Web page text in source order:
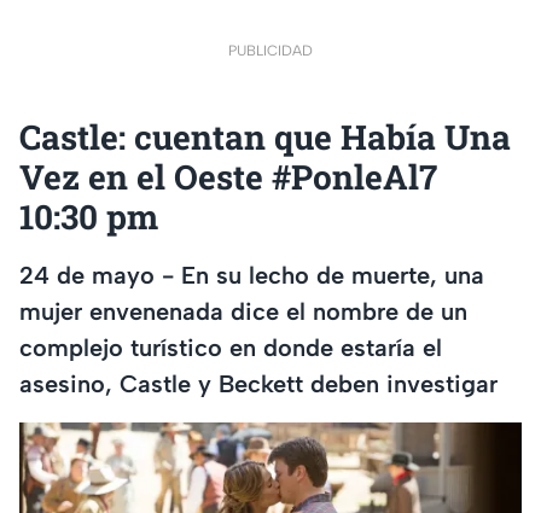
PUBLICIDAD
Castle: cuentan que Había Una
Vez en el Oeste #PonleAl7
10:30 pm
24 de mayo - En su lecho de muerte, una
mujer envenenada dice el nombre de un
complejo turístico en donde estaría el
asesino, Castle y Beckett deben investigar